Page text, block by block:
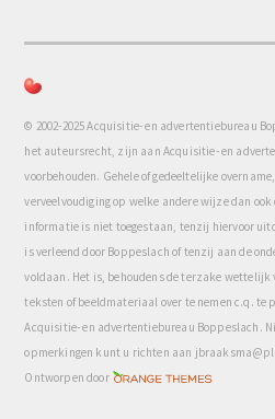
© 2002-2025 Acquisitie- en advertentiebureau
het auteursrecht, zijn aan Acquisitie- en
voorbehouden. Gehele of gedeeltelijke
verveelvoudiging op welke andere wijze dan
informatie is niet toegestaan, tenzij hiervoor
is verleend door Boppeslach of tenzij aan de
voldaan. Het is, behoudens de terzake
teksten of beeldmateriaal over te nemen c.q. te
Acquisitie- en advertentiebureau Boppeslach.
opmerkingen kunt u richten aan
Ontworpen door